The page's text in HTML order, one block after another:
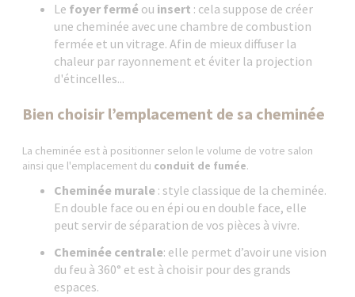
Le foyer fermé ou insert : cela suppose de créer
une cheminée avec une chambre de combustion
fermée et un vitrage. Afin de mieux diffuser la
chaleur par rayonnement et éviter la projection
d'étincelles...
Bien choisir l’emplacement de sa cheminée
La cheminée est à positionner selon le volume de votre salon
ainsi que l'emplacement du conduit de fumée.
Cheminée murale : style classique de la cheminée.
En double face ou en épi ou en double face, elle
peut servir de séparation de vos pièces à vivre.
Cheminée centrale: elle permet d’avoir une vision
du feu à 360° et est à choisir pour des grands
espaces.